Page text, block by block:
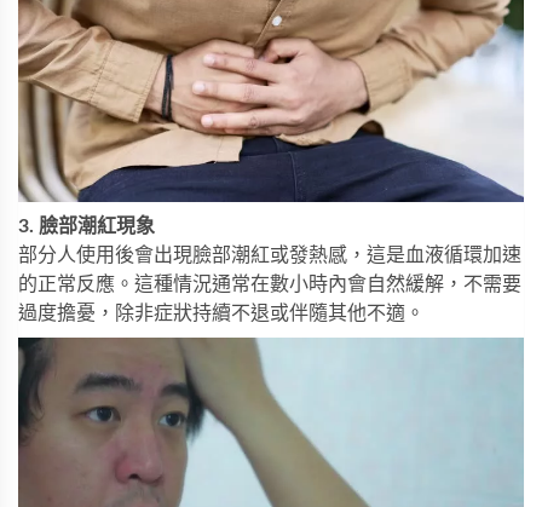
3. 臉部潮紅現象
部分人使用後會出現臉部潮紅或發熱感，這是血液循環加速
的正常反應。這種情況通常在數小時內會自然緩解，不需要
過度擔憂，除非症狀持續不退或伴隨其他不適。